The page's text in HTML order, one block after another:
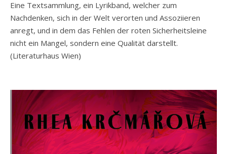
Eine Textsammlung, ein Lyrikband, welcher zum
Nachdenken, sich in der Welt verorten und Assoziieren
anregt, und in dem das Fehlen der roten Sicherheitsleine
nicht ein Mangel, sondern eine Qualität darstellt.
(Literaturhaus Wien)